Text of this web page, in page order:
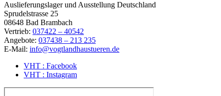
Auslieferungslager und Ausstellung Deutschland
Sprudelstrasse 25
08648 Bad Brambach
Vertrieb: 037422 – 40542
Angebote: 037438 – 213 235
E-Mail: info@vogtlandhaustueren.de
VHT : Facebook
VHT : Instagram